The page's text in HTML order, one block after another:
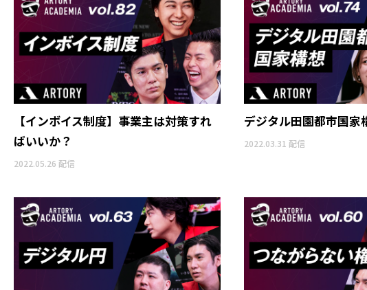
【インボイス制度】事業主は対策すれ
ばいいか？
2022.05.26 配信
デジタル田園都市国家
2022.03.31 配信